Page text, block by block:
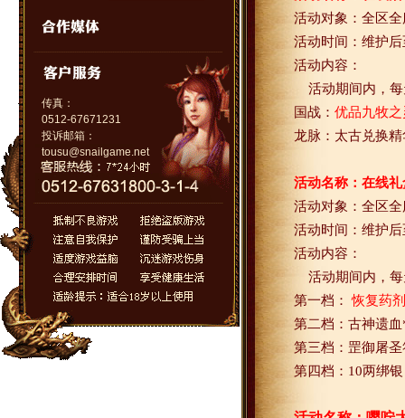
传真：
0512-67671231
投诉邮箱：
tousu@snailgame.net
活动对象：全区全
活动时间：维护后
活动内容：
活动期间内，
国战： 优品九牧之
龙脉：太古兑换精
活动名称：在线礼
活动对象：全区全
活动时间：维护后
活动内容：
活动期间内，
第一档：恢复药剂
第二档：古神遗血
第三档：罡御屠圣
第四档： 10两绑银